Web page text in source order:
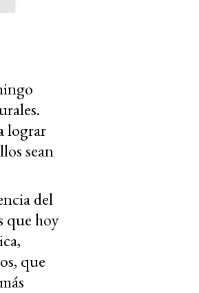
lograr
sean
del
que hoy
que